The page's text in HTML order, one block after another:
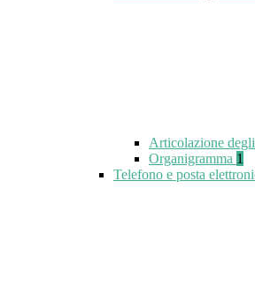
Articolazione
Organigramma 1
Telefono e posta